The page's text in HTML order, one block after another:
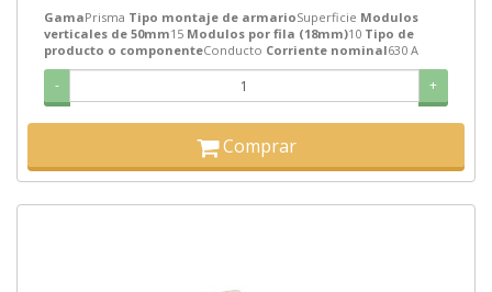
GamaPrisma Tipo montaje de armarioSuperficie Modulos
verticales de 50mm15 Modulos por fila (18mm)10 Tipo de
producto o componenteConducto Corriente nominal630 A
- +
Comprar